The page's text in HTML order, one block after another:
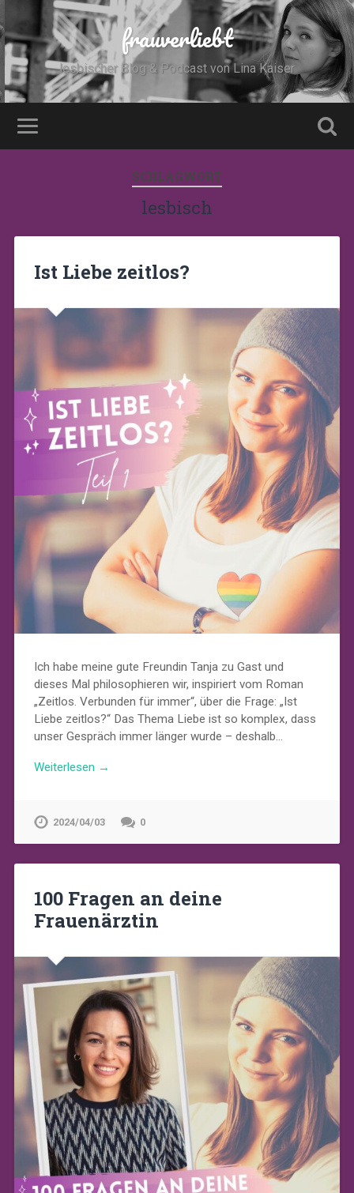
frauverliebt
lesbischer Blog & Podcast von Lina Kaiser
SCHLAGWORT
lesbisch
Ist Liebe zeitlos?
Ich habe meine gute Freundin Tanja zu Gast und
dieses Mal philosophieren wir, inspiriert vom Roman
„Zeitlos. Verbunden für immer“, über die Frage: „Ist
Liebe zeitlos?“ Das Thema Liebe ist so komplex, dass
unser Gespräch immer länger wurde – deshalb…
Weiterlesen →
2024/04/03 0
100 Fragen an deine
Frauenärztin